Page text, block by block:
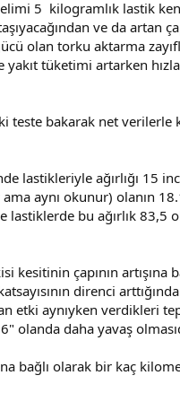
5 kilogramlık lastik
ve da artan
olan torku aktarma
yakıt tüketimi artarken
teste bakarak net verilerle
lastikleriyle ağırlığı 15
ama aynı okunur) olanın
lastiklerde bu ağırlık 83,5
kesitinin çapının artışına
direnci
etki aynıyken verdikleri
olanda daha yavaş
bağlı olarak bir kaç